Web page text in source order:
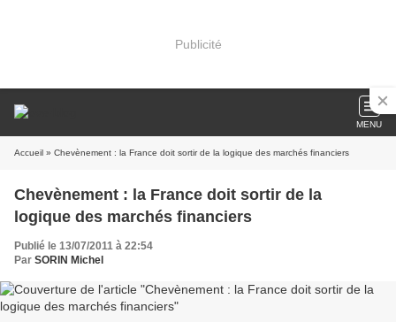
Publicité
MENU
Accueil » Chevènement : la France doit sortir de la logique des marchés financiers
Chevènement : la France doit sortir de la
logique des marchés financiers
Publié le 13/07/2011 à 22:54
Par SORIN Michel